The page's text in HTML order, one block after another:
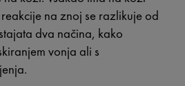
na znoj se razlikuje od
dva načina, kako
vonja ali s